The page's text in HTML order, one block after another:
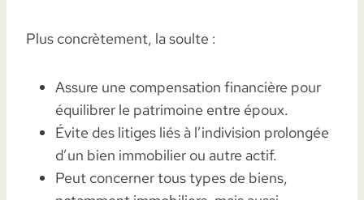
Plus concrètement, la soulte :
Assure une compensation financière pour
équilibrer le patrimoine entre époux.
Évite des litiges liés à l’indivision prolongée
d’un bien immobilier ou autre actif.
Peut concerner tous types de biens,